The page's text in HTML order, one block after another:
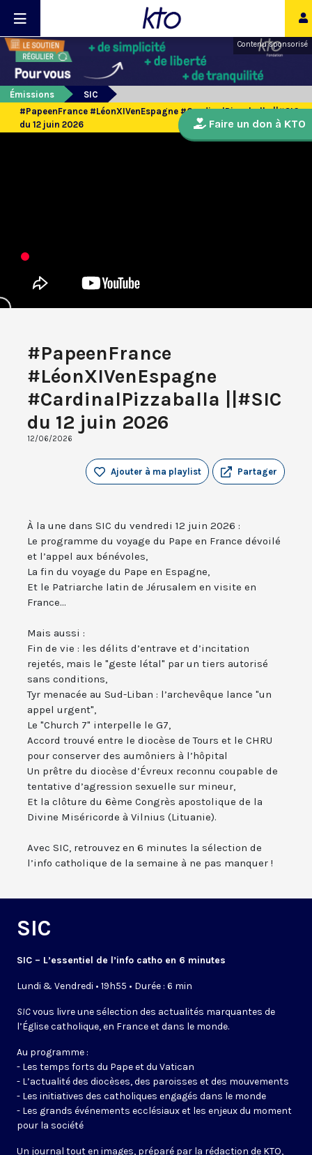
Contenu sponsorisé
Émissions
SIC
#PapeenFrance #LéonXIVenEspagne #CardinalPizzaballa ||#SIC
du 12 juin 2026
#PapeenFrance
#LéonXIVenEspagne
#CardinalPizzaballa ||#SIC
du 12 juin 2026
12/06/2026
Partager
Ajouter à ma playlist
À la une dans SIC du vendredi 12 juin 2026 :
Le programme du voyage du Pape en France dévoilé
et l’appel aux bénévoles,
La fin du voyage du Pape en Espagne,
Et le Patriarche latin de Jérusalem en visite en
France...
Mais aussi :
Fin de vie : les délits d’entrave et d’incitation
rejetés, mais le "geste létal" par un tiers autorisé
sans conditions,
Tyr menacée au Sud-Liban : l’archevêque lance "un
appel urgent",
Le "Church 7" interpelle le G7,
Accord trouvé entre le diocèse de Tours et le CHRU
pour conserver des aumôniers à l’hôpital
Un prêtre du diocèse d’Évreux reconnu coupable de
tentative d’agression sexuelle sur mineur,
Et la clôture du 6ème Congrès apostolique de la
Divine Miséricorde à Vilnius (Lituanie).
Avec SIC, retrouvez en 6 minutes la sélection de
l’info catholique de la semaine à ne pas manquer !
SIC
SIC – L’essentiel de l’info catho en 6 minutes
Lundi & Vendredi • 19h55 • Durée : 6 min
SICvous livre une sélection des actualités marquantes de
l’Église catholique, en France et dans le monde.
Au programme :
- Les temps forts du Pape et du Vatican
- L’actualité des diocèses, des paroisses et des mouvements
- Les initiatives des catholiques engagés dans le monde
- Les grands événements ecclésiaux et les enjeux du moment
pour la société
Un journal tout en images, préparé par la rédaction de KTO,
Faire un don à KTO